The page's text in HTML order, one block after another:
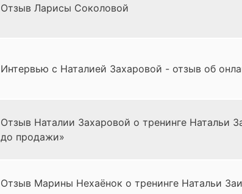
Отзыв Ларисы Соколовой
Интервью с Наталией Захаровой - отзыв об
Отзыв Наталии Захаровой о тренинге Натальи
до продажи»
Отзыв Марины Нехаёнок о тренинге Натальи